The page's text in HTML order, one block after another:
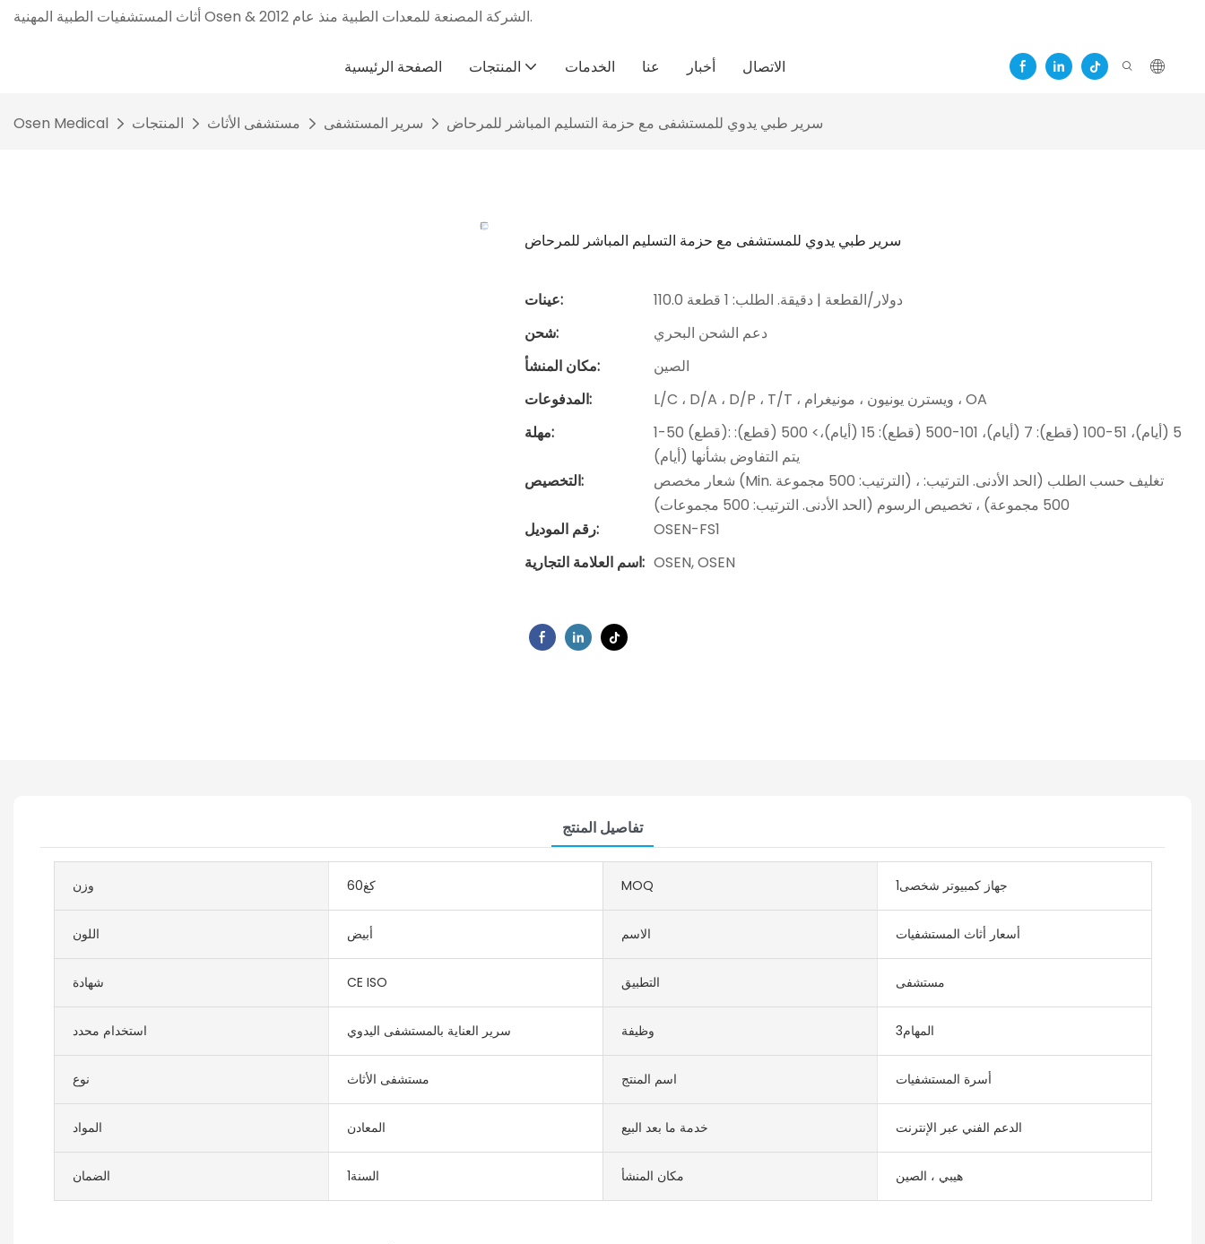
أثاث المستشفيات الطبية المهنية Osen & الشركة المصنعة للمعدات الطبية منذ عام 2012.
الصفحة الرئيسية المنتجات الخدمات عنا أخبار الاتصال
Osen Medical المنتجات مستشفى الأثاث سرير المستشفى سرير طبي يدوي للمستشفى مع حزمة التسليم المباشر للمرحاض
سرير طبي يدوي للمستشفى مع حزمة التسليم المباشر للمرحاض
عينات:
110.0 دولار/القطعة | دقيقة. الطلب: 1 قطعة
شحن:
دعم الشحن البحري
مكان المنشأ:
الصين
المدفوعات:
L/C ، D/A ، D/P ، T/T ، ويسترن يونيون ، مونيغرام ، OA
مهلة:
1-50 (قطع): 5 (أيام)، 51-100 (قطع): 7 (أيام)، 101-500 (قطع): 15 (أيام)،> 500 (قطع):
يتم التفاوض بشأنها (أيام)
التخصيص:
شعار مخصص (Min. الترتيب: 500 مجموعة) ، تغليف حسب الطلب (الحد الأدنى. الترتيب:
500 مجموعة) ، تخصيص الرسوم (الحد الأدنى. الترتيب: 500 مجموعات)
رقم الموديل:
OSEN-FS1
اسم العلامة التجارية: OSEN, OSEN
تفاصيل المنتج
وزن كغ60 MOQ جهاز كمبيوتر شخصى1
اللون أبيض الاسم أسعار أثاث المستشفيات
شهادة CE ISO التطبيق مستشفى
استخدام محدد سرير العناية بالمستشفى اليدوي وظيفة المهام3
نوع مستشفى الأثاث اسم المنتج أسرة المستشفيات
المواد المعادن خدمة ما بعد البيع الدعم الفني عبر الإنترنت
الضمان السنة1 مكان المنشأ هيبي ، الصين